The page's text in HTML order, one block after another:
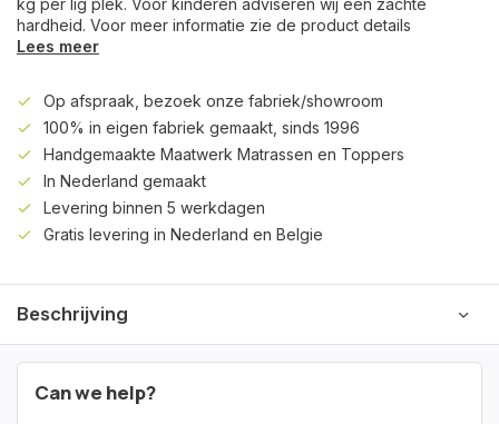
kg per lig plek. Voor kinderen adviseren wij een zachte
hardheid. Voor meer informatie zie de product details
Lees meer
Op afspraak, bezoek onze fabriek/showroom
100% in eigen fabriek gemaakt, sinds 1996
Handgemaakte Maatwerk Matrassen en Toppers
In Nederland gemaakt
Levering binnen 5 werkdagen
Gratis levering in Nederland en Belgie
Beschrijving
Can we help?